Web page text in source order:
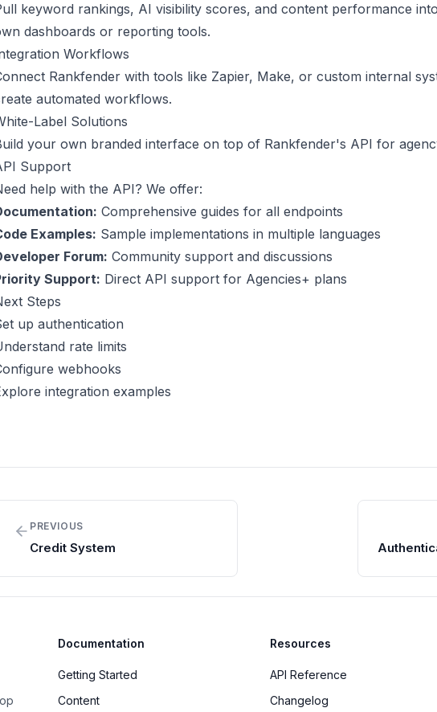
keyword rankings, AI visibility scores, and content performance
dashboards or reporting tools.
Workflows
Rankfender with tools like Zapier, Make, or custom internal
automated workflows.
Label Solutions
your own branded interface on top of Rankfender's API for
Support
help with the API? We offer:
Comprehensive guides for all endpoints
Examples: Sample implementations in multiple languages
Forum: Community support and discussions
Support: Direct API support for Agencies+ plans
Steps
up authentication
rate limits
webhooks
integration examples
PREVIOUS
Credit System
Documentation
Getting Started
Content
Resources
API Reference
Changelog